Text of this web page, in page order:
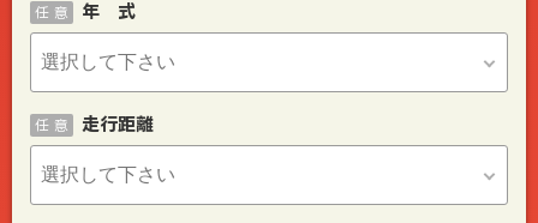
年 式
任 意
走行距離
任 意